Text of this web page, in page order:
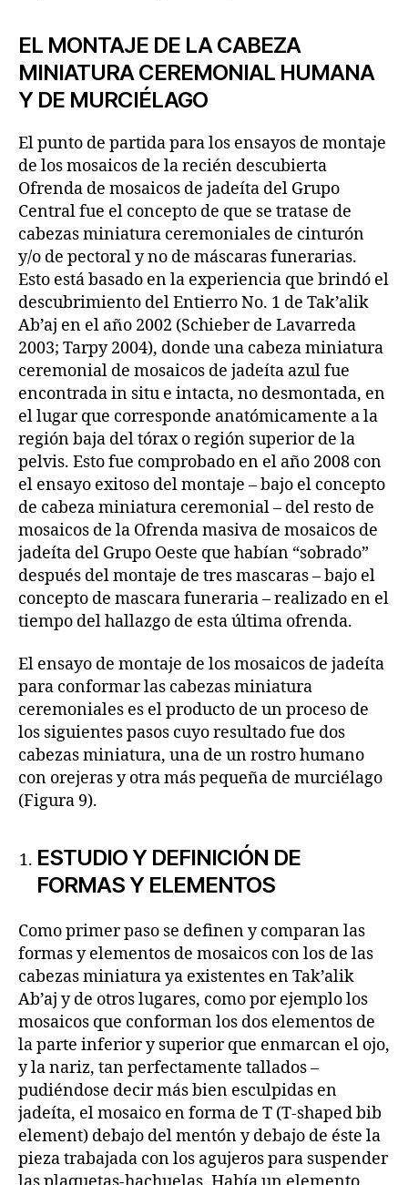
EL MONTAJE DE LA CABEZA
MINIATURA CEREMONIAL HUMANA
Y DE MURCIÉLAGO
El punto de partida para los ensayos de montaje
de los mosaicos de la recién descubierta
Ofrenda de mosaicos de jadeíta del Grupo
Central fue el concepto de que se tratase de
cabezas miniatura ceremoniales de cinturón
y/o de pectoral y no de máscaras funerarias.
Esto está basado en la experiencia que brindó el
descubrimiento del Entierro No. 1 de Tak’alik
Ab’aj en el año 2002 (Schieber de Lavarreda
2003; Tarpy 2004), donde una cabeza miniatura
ceremonial de mosaicos de jadeíta azul fue
encontrada in situ e intacta, no desmontada, en
el lugar que corresponde anatómicamente a la
región baja del tórax o región superior de la
pelvis. Esto fue comprobado en el año 2008 con
el ensayo exitoso del montaje – bajo el concepto
de cabeza miniatura ceremonial – del resto de
mosaicos de la Ofrenda masiva de mosaicos de
jadeíta del Grupo Oeste que habían “sobrado”
después del montaje de tres mascaras – bajo el
concepto de mascara funeraria – realizado en el
tiempo del hallazgo de esta última ofrenda.
El ensayo de montaje de los mosaicos de jadeíta
para conformar las cabezas miniatura
ceremoniales es el producto de un proceso de
los siguientes pasos cuyo resultado fue dos
cabezas miniatura, una de un rostro humano
con orejeras y otra más pequeña de murciélago
(Figura 9).
ESTUDIO Y DEFINICIÓN DE
FORMAS Y ELEMENTOS
Como primer paso se definen y comparan las
formas y elementos de mosaicos con los de las
cabezas miniatura ya existentes en Tak’alik
Ab’aj y de otros lugares, como por ejemplo los
mosaicos que conforman los dos elementos de
la parte inferior y superior que enmarcan el ojo,
y la nariz, tan perfectamente tallados –
pudiéndose decir más bien esculpidas en
jadeíta, el mosaico en forma de T (T-shaped bib
element) debajo del mentón y debajo de éste la
pieza trabajada con los agujeros para suspender